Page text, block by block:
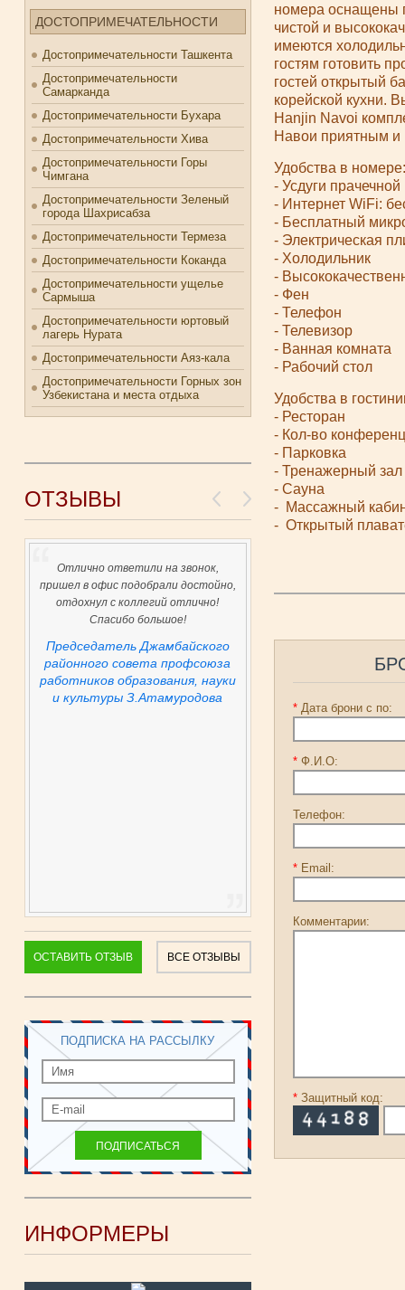
ДОСТОПРИМЕЧАТЕЛЬНОСТИ
Достопримечательности Ташкента
Достопримечательности
Самарканда
Достопримечательности Бухара
Достопримечательности Хива
Достопримечательности Горы
Чимгана
Достопримечательности Зеленый
города Шахрисабза
Достопримечательности Термеза
Достопримечательности Коканда
Достопримечательности ущелье
Сармыша
Достопримечательности юртовый
лагерь Нурата
Достопримечательности Аяз-кала
Достопримечательности Горных зон
Узбекистана и места отдыха
ОТЗЫВЫ
Отлично ответили на звонок,
пришел в офис подобрали достойно,
отдохнул с коллегий отлично!
Спасибо большое!
Председатель Джамбайского
районного совета профсоюза
работников образования, науки
и культуры З.Атамуродова
ОСТАВИТЬ ОТЗЫВ ВСЕ ОТЗЫВЫ
ПОДПИСКА НА РАССЫЛКУ
ИНФОРМЕРЫ
номера оснащены
чистой и
имеются
гостям готовить
гостей открытый
корейской кухни.
Hanjin Navoi
Навои приятным
Удобства в номере:
- Усдуги прачечной
- Интернет WiFi:
- Бесплатный
- Электрическая
- Холодильник
-
- Фен
- Телефон
- Телевизор
- Ванная комната
- Рабочий стол
Удобства в
- Ресторан
- Кол-во
- Парковка
- Тренажерный зал
- Сауна
- Массажный
- Открытый
* Дата брони с по:
* Ф.И.О:
Телефон:
* Email:
Комментарии:
* Защитный код: